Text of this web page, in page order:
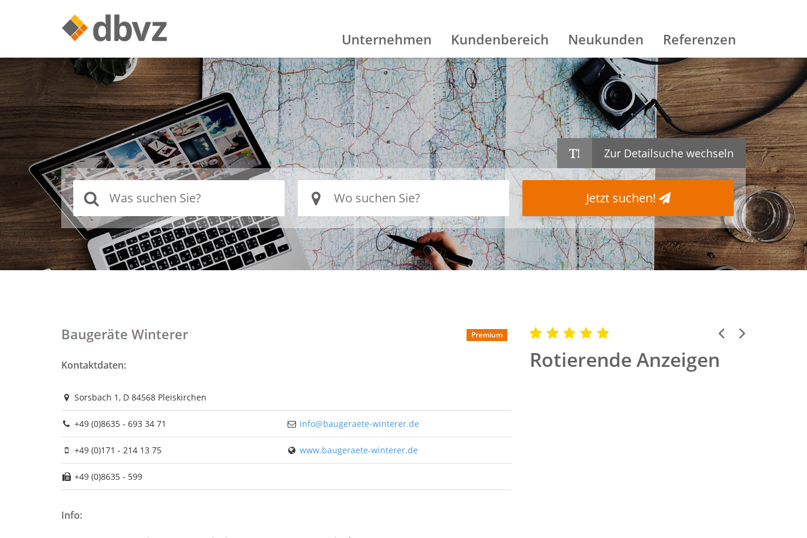
Unternehmen Kundenbereich Neukunden Referenzen
Zur Detailsuche wechseln
Jetzt suchen!
Baugeräte Winterer Premium
Kontaktdaten:
Sorsbach 1, D 84568 Pleiskirchen
+49 (0)8635 - 693 34 71 info@baugeraete-winterer.de
+49 (0)171 - 214 13 75 www.baugeraete-winterer.de
+49 (0)8635 - 599
Info:
Rotierende Anzeigen
Previous
Next